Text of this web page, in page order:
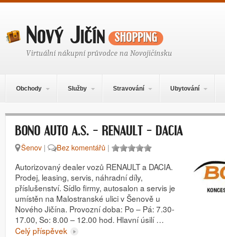
Nový Jičínshopping
Virtuální nákupní průvodce na Novojičínsku
Obchody Služby Stravování Ubytování
BONO AUTO A.S. – RENAULT – DACIA
Šenov | Bez komentářů |
Autorizovaný dealer vozů RENAULT a DACIA.
Prodej, leasing, servis, náhradní díly,
příslušenství. Sídlo firmy, autosalon a servis je
umístěn na Malostranské ulici v Šenově u
Nového Jičína. Provozní doba: Po – Pá: 7.30-
17.00, So: 8.00 – 12.00 hod. Hlavní úsilí …
Celý příspěvek